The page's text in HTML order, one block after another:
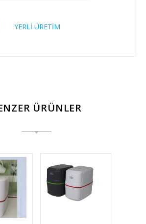
YERLİ ÜRETİM
ÜRÜNLER